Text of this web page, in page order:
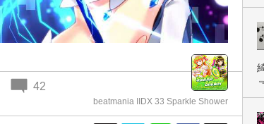
42
beatmania IIDX 33 Sparkle Shower